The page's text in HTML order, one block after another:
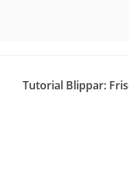
Tutorial Blippar: